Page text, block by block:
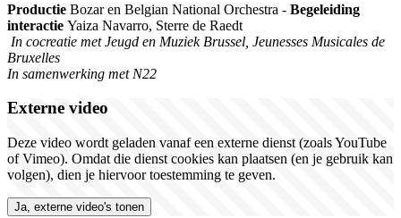
Productie Bozar en Belgian National Orchestra - Begeleiding
interactie Yaiza Navarro, Sterre de Raedt
In cocreatie met Jeugd en Muziek Brussel, Jeunesses Musicales de
Bruxelles
In samenwerking met N22
Externe video
Deze video wordt geladen vanaf een externe dienst (zoals YouTube
of Vimeo). Omdat die dienst cookies kan plaatsen (en je gebruik kan
volgen), dien je hiervoor toestemming te geven.
Ja, externe video's tonen